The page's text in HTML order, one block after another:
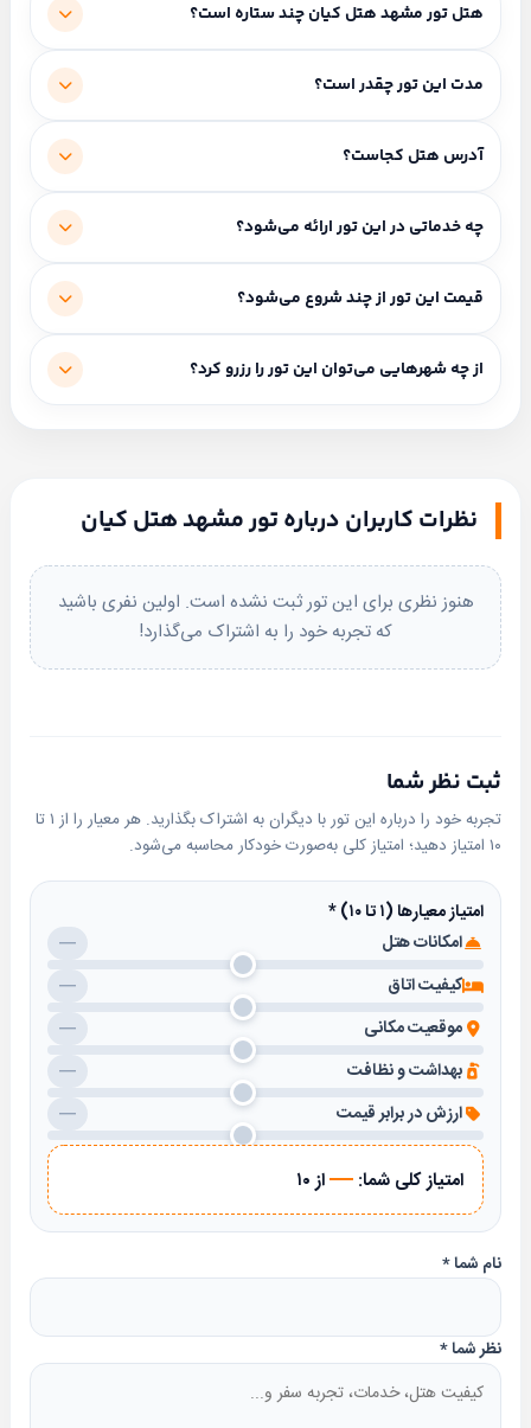
سحر
علیپور
انتخاب
آماده
پاسخگویی
سروش
احمدی
ابتدا
هتل تور مشهد هتل کیان چند ستاره است؟
این هتل ۳ ستاره است.
مدت این تور چقدر است؟
مدت اقامت و برنامه سفر: ۲ شب و ۳ روز.
آدرس هتل کجاست؟
مشهد، خیابان امام رضا (ع)، امام رضا 2
چه خدماتی در این تور ارائه می‌شود؟
خدمات شامل: صبحانه رایگان، ترنسفر استقبال، گشت شهری.
قیمت این تور از چند شروع می‌شود؟
شروع قیمت از ۳,۸۲۰,۰۰۰ تومان است (بسته به مبدا و نوع
از چه شهرهایی می‌توان این تور را رزرو کرد؟
از اراک، از ساری، از گرگان، از بوشهر، از بندرعباس، از همدان، از
ایلام، از نوشهر، از قزوین، از کرمان، از زنجان، از سنندج، از
کاشان، از لاهیجان، از لرستان، از یاسوج، از زاهدان.
نظرات کاربران درباره تور مشهد هتل کیان
هنوز نظری برای این تور ثبت نشده است. اولین نفری باشید
که تجربه خود را به اشتراک می‌گذارد!
ثبت نظر شما
تجربه خود را درباره این تور با دیگران به اشتراک بگذارید. هر معیار را از ۱ تا
۱۰ امتیاز دهید؛ امتیاز کلی به‌صورت خودکار محاسبه می‌شود.
نام شما*
نظر شما*
امتیاز معیارها (۱ تا ۱۰)
*
امکانات هتل
—
کیفیت اتاق
—
موقعیت مکانی
—
بهداشت و نظافت
—
ارزش در برابر قیمت
—
امتیاز کلی شما: —از ۱۰